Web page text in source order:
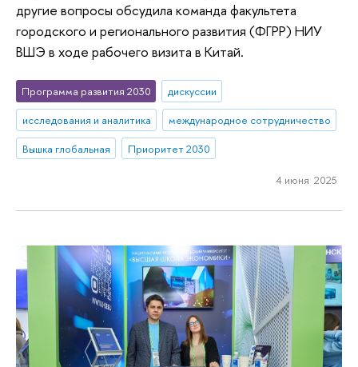
другие вопросы обсудила команда факультета
городского и регионального развития (ФГРР) НИУ
ВШЭ в ходе рабочего визита в Китай.
Программа развития 2030
дискуссии
исследования и аналитика
международное сотрудничество
Вышка глобальная
Приоритет 2030
4 июня 2025